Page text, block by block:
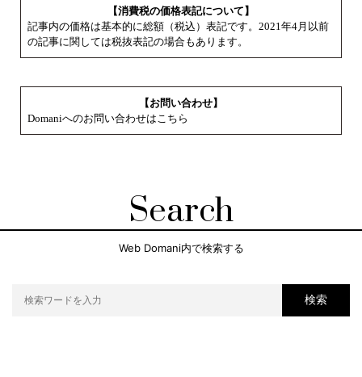
【消費税の価格表記について】
記事内の価格は基本的に総額（税込）表記です。2021年4月以前
の記事に関しては税抜表記の場合もあります。
【お問い合わせ】
Domaniへのお問い合わせはこちら
Search
Web Domani内で検索する
検索